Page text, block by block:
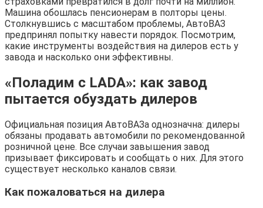
Машина обошлась пенсионерам в полторы цены.
Столкнувшись с масштабом проблемы, АвтоВАЗ
предпринял попытку навести порядок. Посмотрим,
какие инструменты воздействия на дилеров есть у
завода и насколько они эффективны.
«Поладим с LADA»: как завод
пытается обуздать дилеров
Официальная позиция АвтоВАЗа однозначна: дилеры
обязаны продавать автомобили по рекомендованной
розничной цене. Все случаи завышения завод
призывает фиксировать и сообщать о них. Для этого
существует несколько каналов связи.
Как пожаловаться на дилера